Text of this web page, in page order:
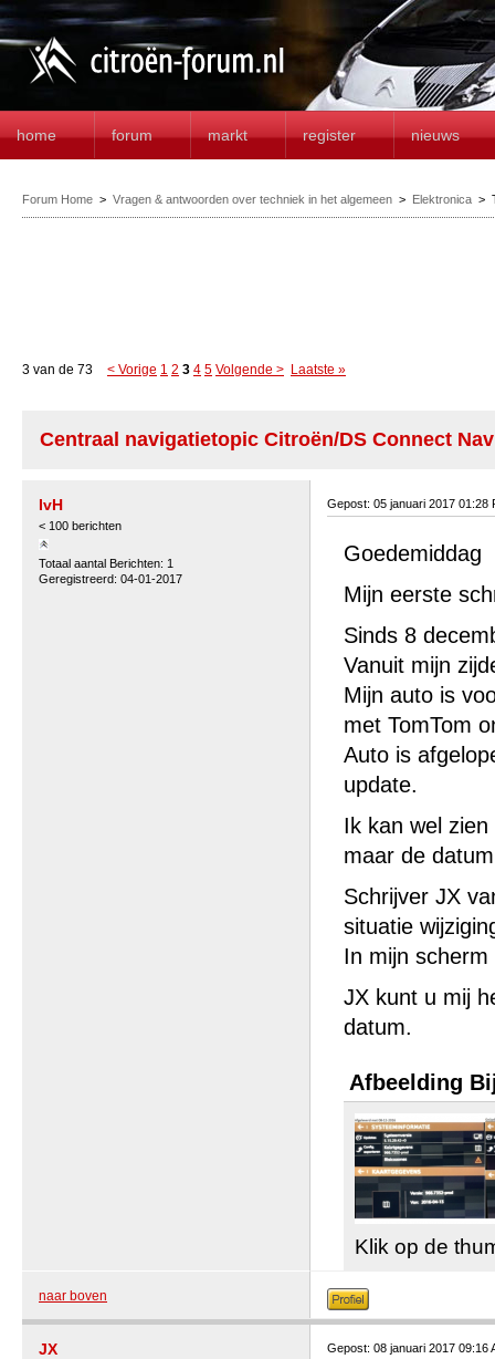
home forum markt register nieuws
Forum Home > Vragen & antwoorden over techniek in het algemeen > Elektronica >
3 van de 73 < Vorige 1 2 3 4 5 Volgende > Laatste »
Centraal navigatietopic Citroën/DS Connect Nav
IvH
< 100 berichten
Totaal aantal Berichten: 1
Geregistreerd: 04-01-2017
Gepost: 05 januari 2017 01:28
Goedemiddag
Mijn eerste
Sinds 8
Vanuit mijn
Mijn auto is
met TomTom
Auto is
update.
Ik kan wel
maar de
Schrijver JX
situatie
In mijn
JX kunt u mij
datum.
Afbeelding
Klik op de
naar boven
JX Gepost: 08 januari 2017 09:16